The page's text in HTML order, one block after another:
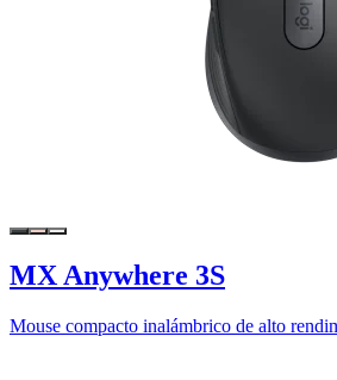
MX Anywhere 3S
Mouse compacto inalámbrico de alto